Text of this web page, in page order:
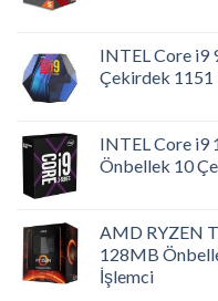
INTEL Core i9
Çekirdek 1151
INTEL Core i9
Önbellek 10
AMD RYZEN
128MB
İşlemci